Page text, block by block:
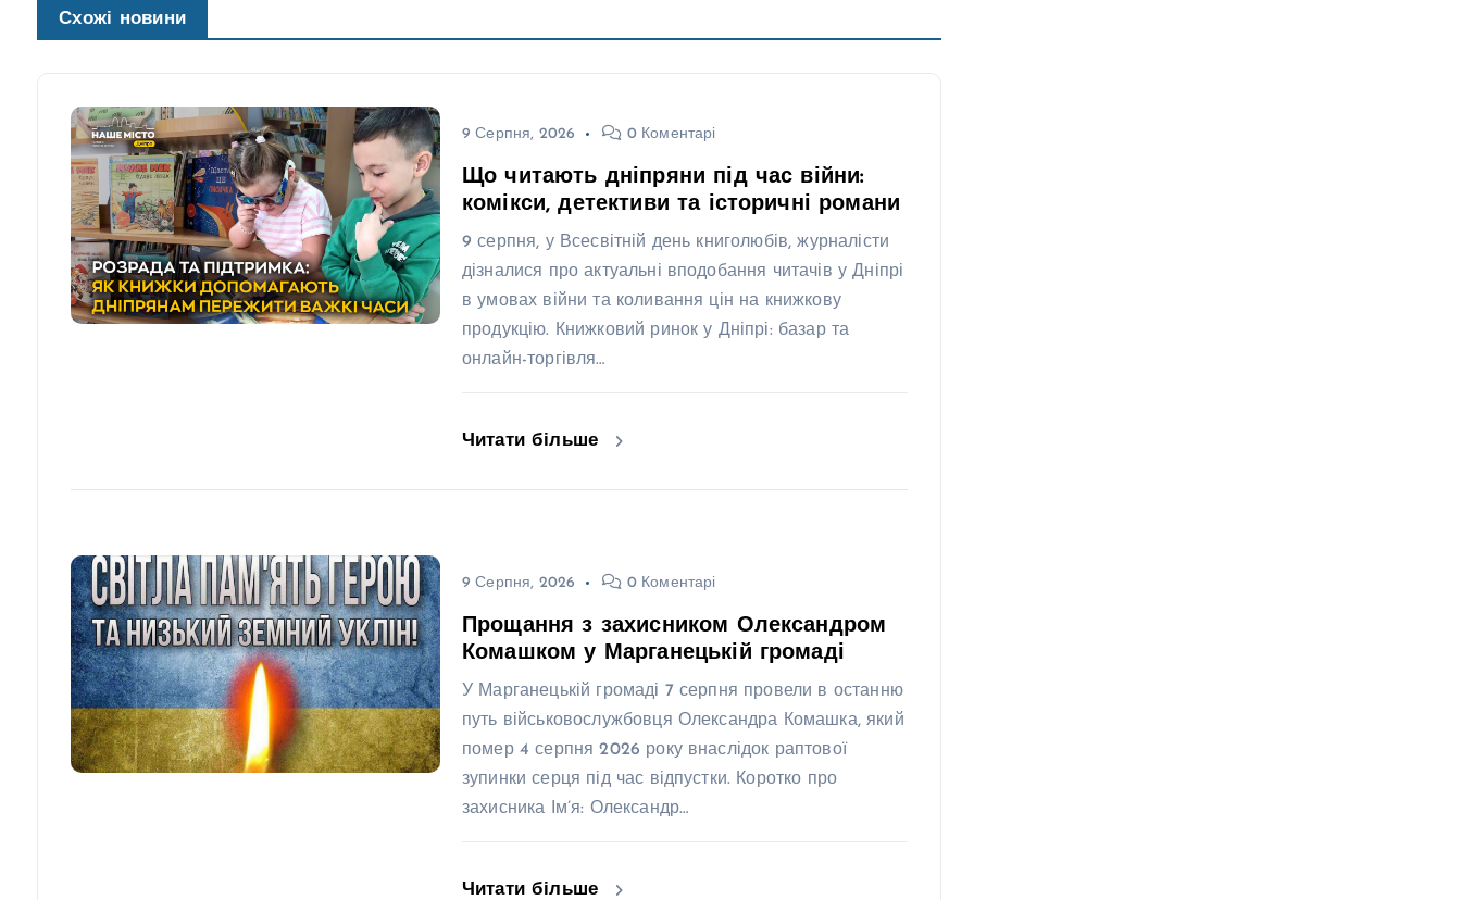
Схожі новини
9 Серпня, 2026 0 Коментарі
Що читають дніпряни під час війни:
комікси, детективи та історичні романи
9 серпня, у Всесвітній день книголюбів, журналісти
дізналися про актуальні вподобання читачів у Дніпрі
в умовах війни та коливання цін на книжкову
продукцію. Книжковий ринок у Дніпрі: базар та
онлайн-торгівля…
Читати більше
9 Серпня, 2026 0 Коментарі
Прощання з захисником Олександром
Комашком у Марганецькій громаді
У Марганецькій громаді 7 серпня провели в останню
путь військовослужбовця Олександра Комашка, який
помер 4 серпня 2026 року внаслідок раптової
зупинки серця під час відпустки. Коротко про
захисника Ім’я: Олександр…
Читати більше